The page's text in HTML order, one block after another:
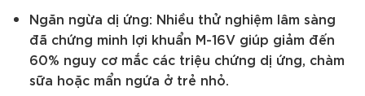
Ngăn ngừa dị ứng: Nhiều thử nghiệm lâm sàng
đã chứng minh lợi khuẩn M-16V giúp giảm đến
60% nguy cơ mắc các triệu chứng dị ứng, chàm
sữa hoặc mẩn ngứa ở trẻ nhỏ.